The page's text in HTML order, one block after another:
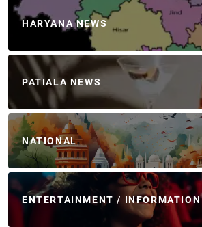
HARYANA NEWS
PATIALA NEWS
NATIONAL
ENTERTAINMENT / INFORMATION